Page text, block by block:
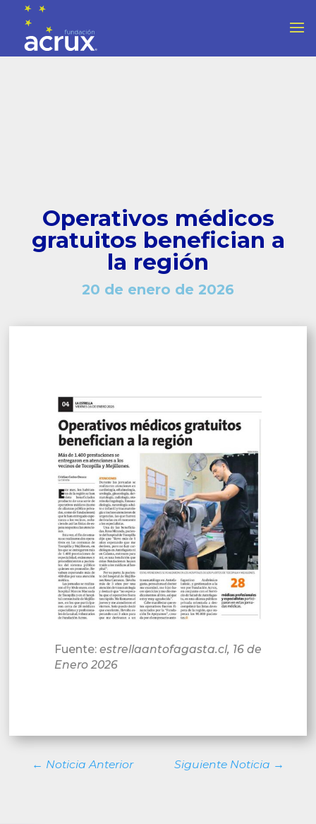
Operativos médicos
gratuitos benefician a
la región
20 de enero de 2026
Fuente: estrellaantofagasta.cl, 16 de
Enero 2026
← Noticia Anterior Siguiente Noticia →